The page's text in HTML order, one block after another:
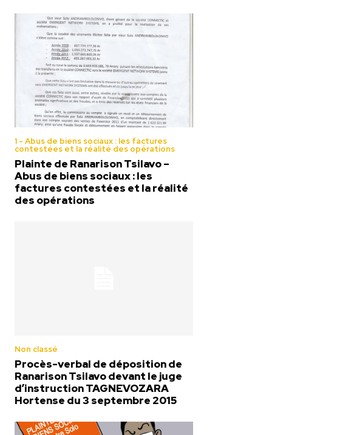
1 - Abus de biens sociaux : les factures
contestées et la réalité des opérations
Plainte de Ranarison Tsilavo –
Abus de biens sociaux : les
factures contestées et la réalité
des opérations
Non classé
Procès-verbal de déposition de
Ranarison Tsilavo devant le juge
d’instruction TAGNEVOZARA
Hortense du 3 septembre 2015